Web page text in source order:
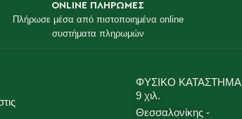
ONLINE ΠΛΗΡΩΜΕΣ
Πλήρωσε μέσα από πιστοποιημένα online
συστήματα πληρωμών
ΦΥΣΙΚΟ ΚΑΤΑΣΤΗΜΑ
9 χιλ.
Θεσσαλονίκης -